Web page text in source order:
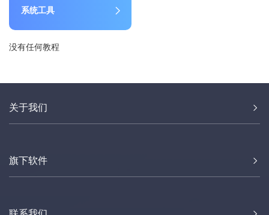
系统工具
没有任何教程
关于我们
旗下软件